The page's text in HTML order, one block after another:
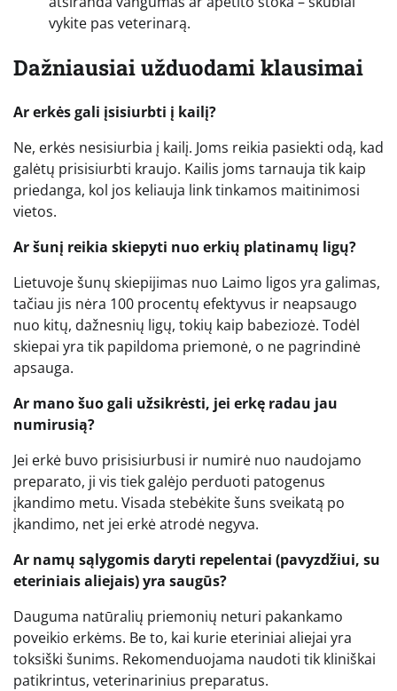
vykite pas veterinarą.
Dažniausiai užduodami klausimai
Ar erkės gali įsisiurbti į kailį?
Ne, erkės nesisiurbia į kailį. Joms reikia pasiekti odą, kad
galėtų prisisiurbti kraujo. Kailis joms tarnauja tik kaip
priedanga, kol jos keliauja link tinkamos maitinimosi
vietos.
Ar šunį reikia skiepyti nuo erkių platinamų ligų?
Lietuvoje šunų skiepijimas nuo Laimo ligos yra galimas,
tačiau jis nėra 100 procentų efektyvus ir neapsaugo
nuo kitų, dažnesnių ligų, tokių kaip babeziozė. Todėl
skiepai yra tik papildoma priemonė, o ne pagrindinė
apsauga.
Ar mano šuo gali užsikrėsti, jei erkę radau jau
numirusią?
Jei erkė buvo prisisiurbusi ir numirė nuo naudojamo
preparato, ji vis tiek galėjo perduoti patogenus
įkandimo metu. Visada stebėkite šuns sveikatą po
įkandimo, net jei erkė atrodė negyva.
Ar namų sąlygomis daryti repelentai (pavyzdžiui, su
eteriniais aliejais) yra saugūs?
Dauguma natūralių priemonių neturi pakankamo
poveikio erkėms. Be to, kai kurie eteriniai aliejai yra
toksiški šunims. Rekomenduojama naudoti tik kliniškai
patikrintus, veterinarinius preparatus.